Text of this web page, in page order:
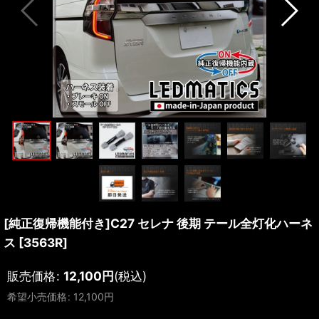
[純正復帰機能付き]C27 セレナ 後期 テール全灯化ハーネ
ス [3563R]
販売価格: 12,100円(税込)
希望小売価格: 12,100円